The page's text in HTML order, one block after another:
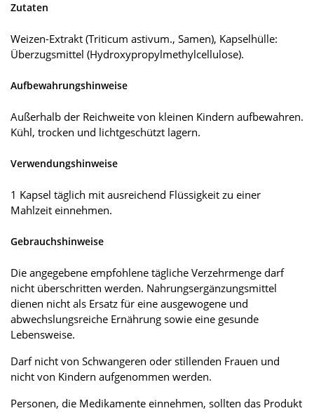
Zutaten
Weizen-Extrakt (Triticum astivum., Samen), Kapselhülle:
Überzugsmittel (Hydroxypropylmethylcellulose).
Aufbewahrungshinweise
Außerhalb der Reichweite von kleinen Kindern aufbewahren.
Kühl, trocken und lichtgeschützt lagern.
Verwendungshinweise
1 Kapsel täglich mit ausreichend Flüssigkeit zu einer
Mahlzeit einnehmen.
Gebrauchshinweise
Die angegebene empfohlene tägliche Verzehrmenge darf
nicht überschritten werden. Nahrungsergänzungsmittel
dienen nicht als Ersatz für eine ausgewogene und
abwechslungsreiche Ernährung sowie eine gesunde
Lebensweise.
Darf nicht von Schwangeren oder stillenden Frauen und
nicht von Kindern aufgenommen werden.
Personen, die Medikamente einnehmen, sollten das Produkt